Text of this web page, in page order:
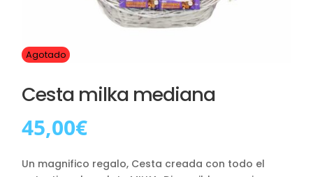
Agotado
Cesta milka mediana
45,00€
Un magnifico regalo, Cesta creada con todo el